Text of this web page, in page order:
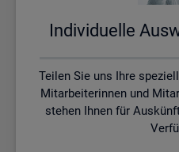
In­di­vi­du­el­le
Teilen Sie uns Ihre
Mitarbeiterinnen und
stehen Ihnen für